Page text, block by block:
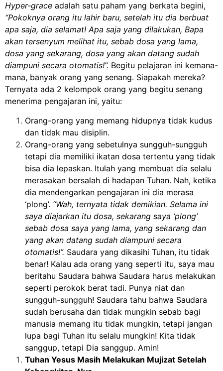
Hyper-grace adalah satu paham yang berkata begini,
“Pokoknya orang itu lahir baru, setelah itu dia berbuat
apa saja, dia selamat! Apa saja yang dilakukan, Bapa
akan tersenyum melihat itu, sebab dosa yang lama,
dosa yang sekarang, dosa yang akan datang sudah
diampuni secara otomatis!”. Begitu pelajaran ini kemana-
mana, banyak orang yang senang. Siapakah mereka?
Ternyata ada 2 kelompok orang yang begitu senang
menerima pengajaran ini, yaitu:
Orang-orang yang memang hidupnya tidak kudus
dan tidak mau disiplin.
Orang-orang yang sebetulnya sungguh-sungguh
tetapi dia memiliki ikatan dosa tertentu yang tidak
bisa dia lepaskan. Itulah yang membuat dia selalu
merasakan bersalah di hadapan Tuhan. Nah, ketika
dia mendengarkan pengajaran ini dia merasa
‘plong’. “Wah, ternyata tidak demikian. Selama ini
saya diajarkan itu dosa, sekarang saya ‘plong’
sebab dosa saya yang lama, yang sekarang dan
yang akan datang sudah diampuni secara
otomatis!”. Saudara yang dikasihi Tuhan, itu tidak
benar! Kalau ada orang yang seperti itu, saya mau
beritahu Saudara bahwa Saudara harus melakukan
seperti perokok berat tadi. Punya niat dan
sungguh-sungguh! Saudara tahu bahwa Saudara
sudah berusaha dan tidak mungkin sebab bagi
manusia memang itu tidak mungkin, tetapi jangan
lupa bagi Tuhan itu selalu mungkin! Kita tidak
sanggup, tetapi Dia sanggup. Amin!
Tuhan Yesus Masih Melakukan Mujizat Setelah